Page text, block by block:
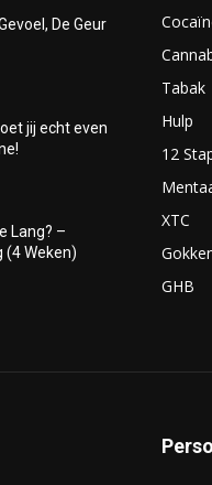
De Geur
jij echt even
Lang? –
(4 Weken)
Tabak
Hulp
12
XTC
GHB